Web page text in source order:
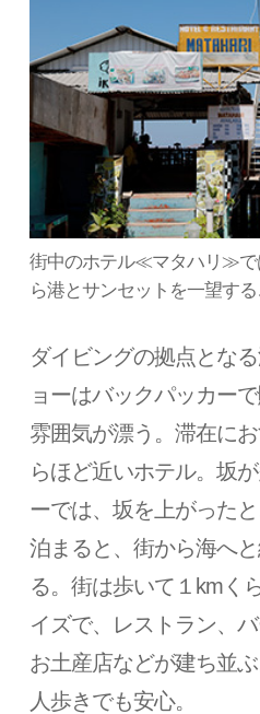
街中のホテル≪マタハリ≫で
ら港とサンセットを一望す
ダイビングの拠点とな
ョーはバックパッカー
雰囲気が漂う。滞在に
らほど近いホテル。坂
ーでは、坂を上がった
泊まると、街から海へ
る。街は歩いて１kmく
イズで、レストラン、
お土産店などが建ち並
人歩きでも安心。